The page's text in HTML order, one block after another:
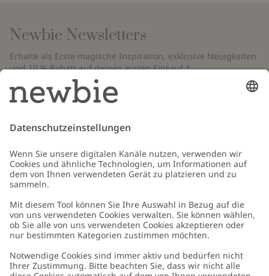
Newbie Newsletters
Erhalte als Erste magische Inspiration, exklusive Neuigkeiten
und 10 % Rabatt auf deinen ersten Einkauf.*
*Gilt nur für deine erste Bestellung und ist nicht mit anderen Rabatten
oder Angeboten kombinierbar. Gilt nicht für limitierte Artikel. Bitte
überprüfe deinen Spam-Ordner. Lies unsere
Schicken
Kundenservice